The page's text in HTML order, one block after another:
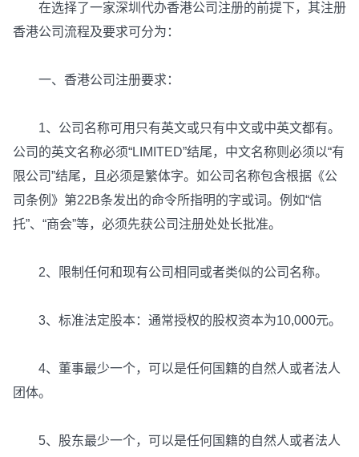
在选择了一家深圳代办香港公司注册的前提下，其注册
香港公司流程及要求可分为：
一、香港公司注册要求：
1、公司名称可用只有英文或只有中文或中英文都有。
公司的英文名称必须“LIMITED”结尾，中文名称则必须以“有
限公司”结尾，且必须是繁体字。如公司名称包含根据《公
司条例》第22B条发出的命令所指明的字或词。例如“信
托”、“商会”等，必须先获公司注册处处长批准。
2、限制任何和现有公司相同或者类似的公司名称。
3、标准法定股本：通常授权的股权资本为10,000元。
4、董事最少一个，可以是任何国籍的自然人或者法人
团体。
5、股东最少一个，可以是任何国籍的自然人或者法人